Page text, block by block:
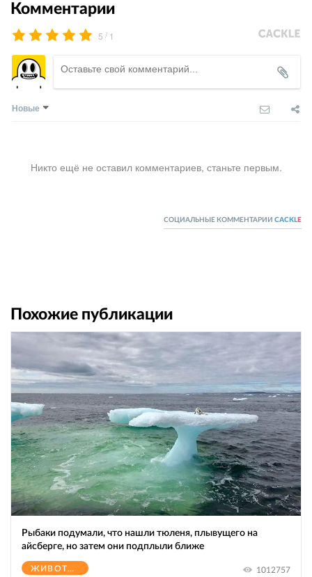
Комментарии
5 / 1
Новые
Никто ещё не оставил комментариев, станьте первым.
СОЦИАЛЬНЫЕ КОММЕНТАРИИ CACKL E
Похожие публикации
Рыбаки подумали, что нашли тюленя, плывущего на
айсберге, но затем они подплыли ближе
ЖИВОТНЫЕ 1012757